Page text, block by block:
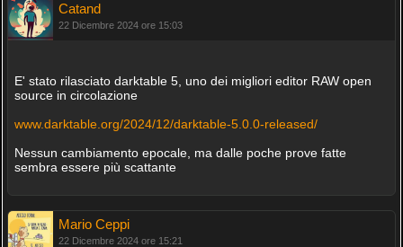
Catand
22 Dicembre 2024 ore 15:03
E' stato rilasciato darktable 5, uno dei migliori editor RAW open
source in circolazione
www.darktable.org/2024/12/darktable-5.0.0-released/
Nessun cambiamento epocale, ma dalle poche prove fatte
sembra essere più scattante
Mario Ceppi
22 Dicembre 2024 ore 15:21